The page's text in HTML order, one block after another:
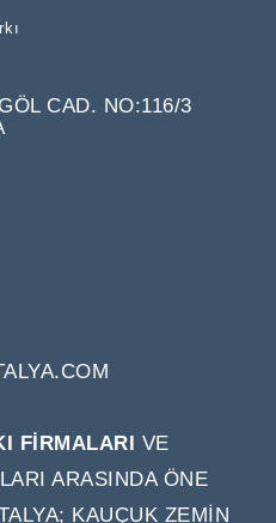
CAD. NO:116/3
APPLICATION
FIRMALARI VE
ARASINDA ÖNE
KAUÇUK ZEMIN